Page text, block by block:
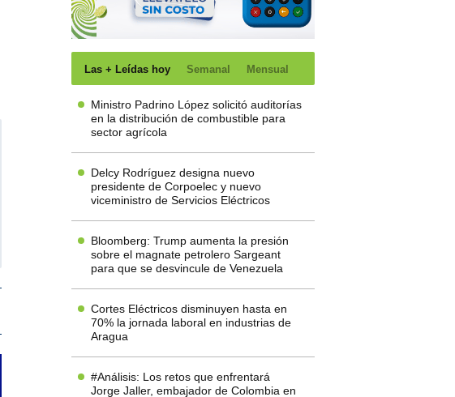
Las + Leídas hoy Semanal Mensual
Ministro Padrino López solicitó auditorías
en la distribución de combustible para
sector agrícola
Delcy Rodríguez designa nuevo
presidente de Corpoelec y nuevo
viceministro de Servicios Eléctricos
Bloomberg: Trump aumenta la presión
sobre el magnate petrolero Sargeant
para que se desvincule de Venezuela
Cortes Eléctricos disminuyen hasta en
70% la jornada laboral en industrias de
Aragua
#Análisis: Los retos que enfrentará
Jorge Jaller, embajador de Colombia en